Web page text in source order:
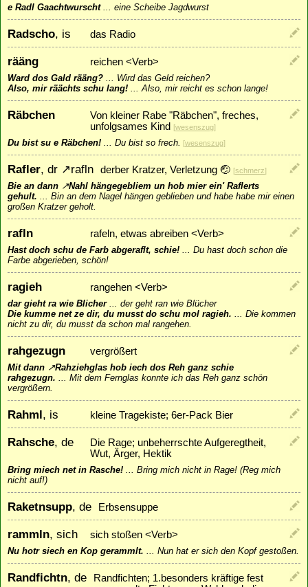
e Radl Gaachtwurscht... eine Scheibe Jagdwurst
Radscho, is das Radio
rääng reichen <Verb>
Ward dos Gald rääng? ... Wird das Geld reichen?
Also, mir räächts schu lang! ...Also, mir reicht es schon lange!
Räbchen
Von kleiner Rabe "Räbchen", freches,
unfolgsames Kind [wesenszug]
Du bist su e Räbchen! ... Du bist so frech. [wesenszug]
Rafler, dr ↗rafln derber Kratzer, Verletzung 🤕 [schmerz]
Bie an dann ↗Nahl hängegebliem un hob mier ein' Raflerts
gehult. ... Bin an dem Nagel hängen geblieben und habe habe mir einen
großen Kratzer geholt.
rafln rafeln, etwas abreiben <Verb>
Hast doch schu de Farb abgeraflt, schie! ... Du hast doch schon die
Farbe abgerieben, schön!
ragieh rangehen <Verb>
dar gieht ra wie Blicher... der geht ran wie Blücher
Die kumme net ze dir, du musst do schu mol ragieh. ... Die kommen
nicht zu dir, du musst da schon mal rangehen.
rahgezugn vergrößert
Mit dann ↗Rahziehglas hob iech dos Reh ganz schie
rahgezugn. ... Mit dem Fernglas konnte ich das Reh ganz schön
vergrößern.
Rahml, is kleine Tragekiste; 6er-Pack Bier
Rahsche, de
Die Rage; unbeherrschte Aufgeregtheit,
Wut, Ärger, Hektik
Bring miech net in Rasche! ... Bring mich nicht in Rage! (Reg mich
nicht auf!)
Raketnsupp, de Erbsensuppe
rammln, sich sich stoßen <Verb>
Nu hotr siech en Kop gerammlt. ... Nun hat er sich den Kopf gestoßen.
Randfichtn, de
Randfichten; 1.besonders kräftige fest